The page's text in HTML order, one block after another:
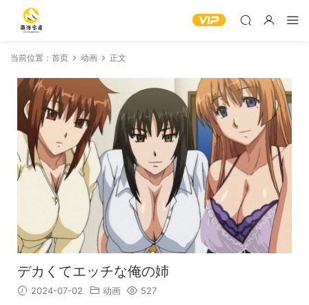
当前位置： 首页 动画 正文
デカくてエッチな俺の姉
2024-07-02 动画 527